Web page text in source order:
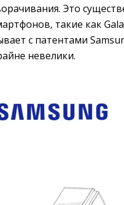
Это
такие как
с патентами
невелики.